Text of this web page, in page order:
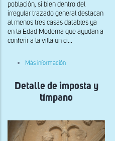
población, si bien dentro del
irregular trazado general destacan
al menos tres casas datables ya
en la Edad Moderna que ayudan a
conferir a la villa un ci...
Más información
ábside
Detalle de imposta y
tímpano